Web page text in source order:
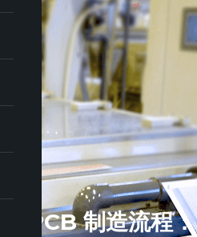
PCB 制造流程：